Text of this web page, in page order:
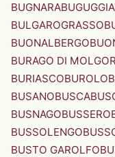
BUGNARA
BULGAROGRASSO
BUONALBERGO
BURAGO DI
BURIASCOBUROLO
BUSANOBUSCA
BUSNAGOBUSSERO
BUSSOLENGO
BUSTO GAROLFO